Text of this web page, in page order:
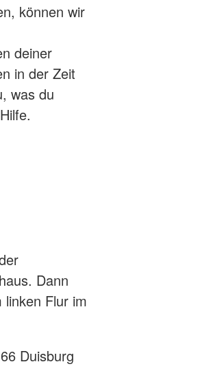
können wir
deiner
in der Zeit
was du
Dann
Flur im
Duisburg